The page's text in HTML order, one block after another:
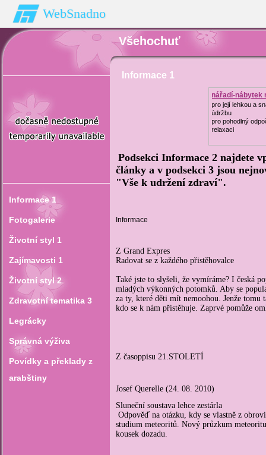
WebSnadno
Všehochuť
Informace 1
Fotogalerie
Životní styl 1
Zajímavosti 1
Životní styl 2
Zdravotní tematika 3
Legrácky
Správná výživa
Povídky a překlady z
arabštiny
Informace 1
nářadí-nábytek
zahradu
pro její lehkou a
údržbu
pro pohodlný
relaxaci
Podsekci Informace 2 najdete
články a v podsekci 3 jsou
"Vše k udržení zdraví".
Informace
Z Grand Expres
Radovat se z každého přistěhovalce
Také jste to slyšeli, že vymíráme? I česká
mladých výkonných potomků. Aby se
za ty, které děti mít nemoohou. Jenže tomu
kdo se k nám přistěhuje. Zaprvé pomůže
Z časoppisu 21.STOLETÍ
Josef Querelle (24. 08. 2010)
Sluneční soustava lehce zestárla
Odpověď na otázku, kdy se vlastně z
studium meteoritů. Nový průzkum
kousek dozadu.